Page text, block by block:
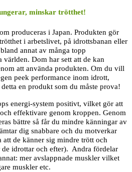
minskar trötthet!
produceras i Japan. Produkten gör
i arbetslivet, på idrottsbanan eller
annat av många topp
Dom har sett att de kan
att använda produkten. Om du vill
peek performance inom idrott,
en produkt som du måste prova!
energi-system positivt, vilket gör att
effektivare genom kroppen. Genom
bättre så får du mindre känningar av
dig snabbare och du motverkar
de känner sig mindre trött och
de idrottar och efter). Andra fördelar
mer avslappnade muskler vilket
muskler etc.